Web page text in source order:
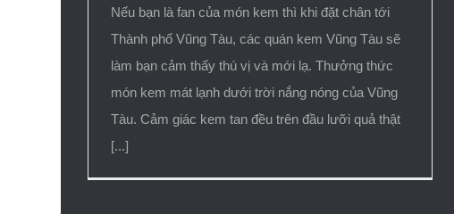
Nếu bạn là fan của món kem thì khi đặt chân tới
Thành phố Vũng Tàu, các quán kem Vũng Tàu sẽ
làm bạn cảm thấy thú vị và mới lạ. Thưởng thức
món kem mát lạnh dưới trời nắng nóng của Vũng
Tàu. Cảm giác kem tan đều trên đầu lưỡi quả thật
[...]